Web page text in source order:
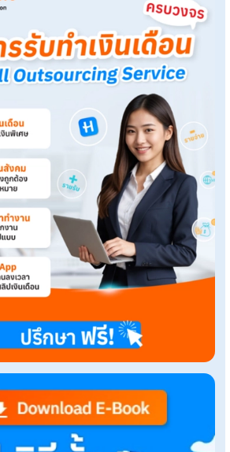
ให้การจัดทำรายงาน HR เป็นเรื่องง่ายด้วยบริการรั
เดือน
ดูแลพนักงานแต่ไม่มีใครดูแล HR? ปัญหาที่ทำให้ HR
ออก
เงินเดือนเท่าไหร่ต้องเสียภาษี พร้อมวิธีคิดภาษีขั้นบัน